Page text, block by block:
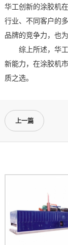
华工创新的涂胶机
行业、不同客户的
品牌的竞争力，也
综上所述，华工
新能力，在涂胶机
质之选。
上一篇